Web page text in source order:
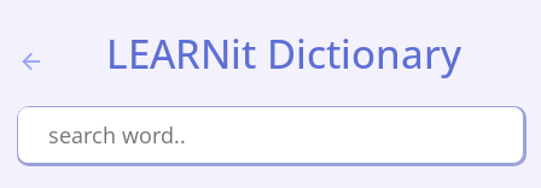
LEARNit Dictionary